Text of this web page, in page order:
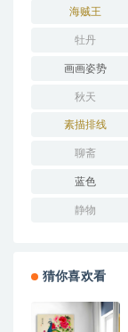
海贼王
牡丹
画画姿势
秋天
素描排线
聊斋
蓝色
静物
猜你喜欢看